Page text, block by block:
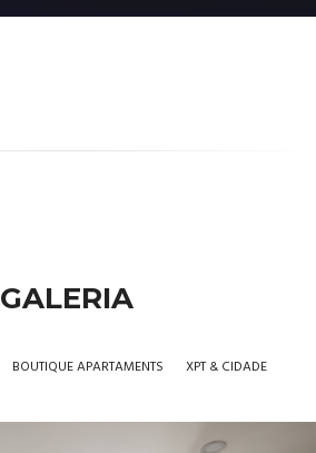
GALERIA
BOUTIQUE APARTAMENTS XPT & CIDADE